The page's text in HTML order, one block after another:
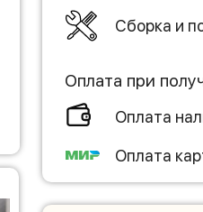
Сборка и
Оплата при
Оплата
Оплата